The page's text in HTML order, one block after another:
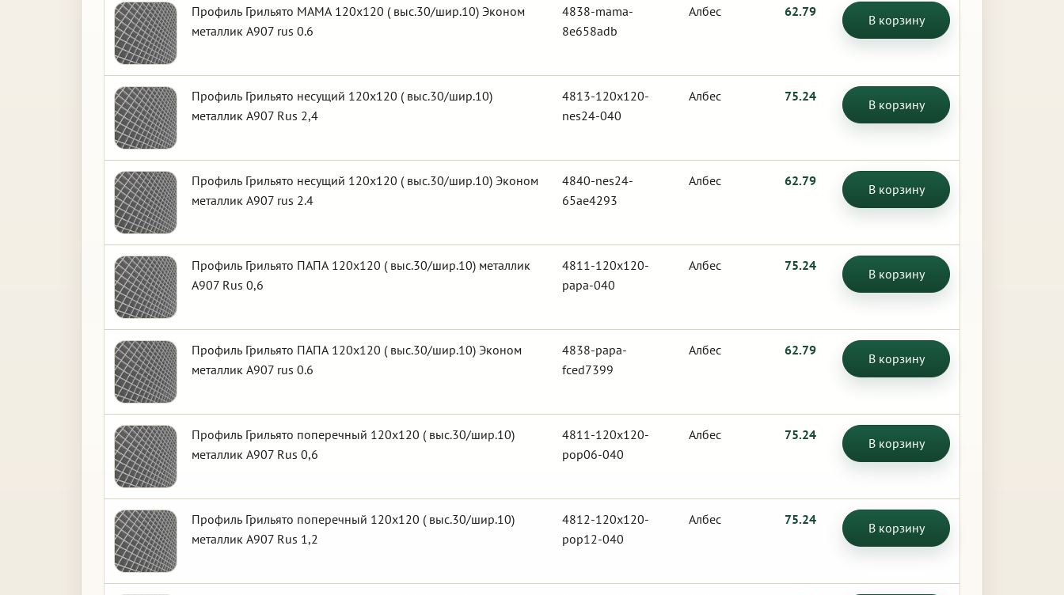
Профиль Грильято МАМА 120х120 ( выс.30/шир.10) Эконом
металлик А907 rus 0.6
4838-mama-
8e658adb
Албес 62.79
В корзину
Профиль Грильято несущий 120х120 ( выс.30/шир.10)
металлик А907 Rus 2,4
4813-120x120-
nes24-040
Албес 75.24
В корзину
Профиль Грильято несущий 120х120 ( выс.30/шир.10) Эконом
металлик А907 rus 2.4
4840-nes24-
65ae4293
Албес 62.79
В корзину
Профиль Грильято ПАПА 120х120 ( выс.30/шир.10) металлик
А907 Rus 0,6
4811-120x120-
papa-040
Албес 75.24
В корзину
Профиль Грильято ПАПА 120х120 ( выс.30/шир.10) Эконом
металлик А907 rus 0.6
4838-papa-
fced7399
Албес 62.79
В корзину
Профиль Грильято поперечный 120х120 ( выс.30/шир.10)
металлик А907 Rus 0,6
4811-120x120-
pop06-040
Албес 75.24
В корзину
Профиль Грильято поперечный 120х120 ( выс.30/шир.10)
металлик А907 Rus 1,2
4812-120x120-
pop12-040
Албес 75.24
В корзину